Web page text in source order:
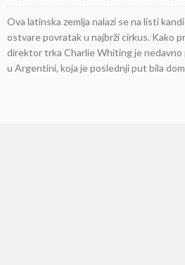
Ova latinska zemlja nalazi se na listi
ostvare povratak u najbrži cirkus. Kako
direktor trka Charlie Whiting je
u Argentini, koja je poslednji put bila